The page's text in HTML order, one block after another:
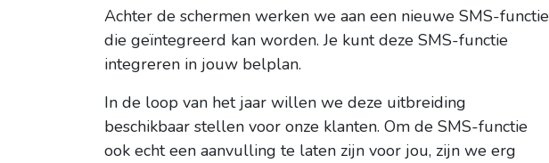
Achter de schermen werken we aan een nieuwe SMS-functie
die geïntegreerd kan worden. Je kunt deze SMS-functie
integreren in jouw belplan.
In de loop van het jaar willen we deze uitbreiding
beschikbaar stellen voor onze klanten. Om de SMS-functie
ook echt een aanvulling te laten zijn voor jou, zijn we erg